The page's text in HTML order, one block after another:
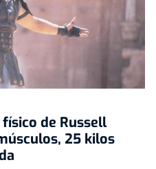
de Russell
25 kilos